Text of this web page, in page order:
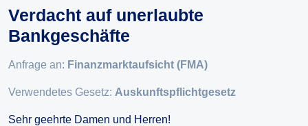
Verdacht auf unerlaubte
Bankgeschäfte
Anfrage an: Finanzmarktaufsicht (FMA)
Verwendetes Gesetz: Auskunftspflichtgesetz
Sehr geehrte Damen und Herren!